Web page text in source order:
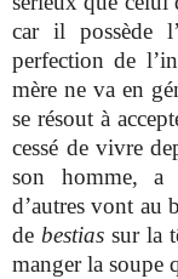
car il possède
perfection de
mère ne va en
se résout à
cessé de vivre
son homme, a
d’autres vont au
de bestias sur la
manger la soupe